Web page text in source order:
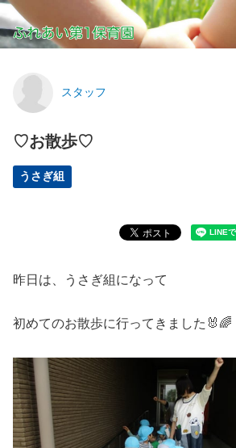
スタッフ
♡お散歩♡
うさぎ組
昨日は、うさぎ組になって
初めてのお散歩に行ってきました🐰🌈